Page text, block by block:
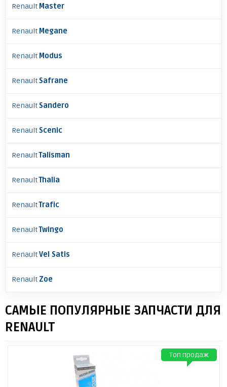
Renault Master
Renault Megane
Renault Modus
RenaultSafrane
RenaultSandero
RenaultScenic
RenaultTalisman
RenaultThalia
RenaultTrafic
RenaultTwingo
RenaultVel Satis
Renault Zoe
САМЫЕ ПОПУЛЯРНЫЕ ЗАПЧАСТИ ДЛЯ
RENAULT
Топ продаж